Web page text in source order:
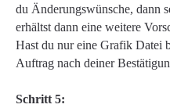
du Änderungswünsche, dann
erhältst dann eine weitere
Hast du nur eine Grafik Datei
Auftrag nach deiner
Schritt 5: